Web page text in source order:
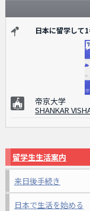
日本に留学して
帝京大学
SHANKAR
留学生生活案内
来日後手続き
日本で生活を始める